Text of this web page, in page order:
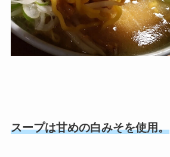
スープは甘めの白みそを使用。